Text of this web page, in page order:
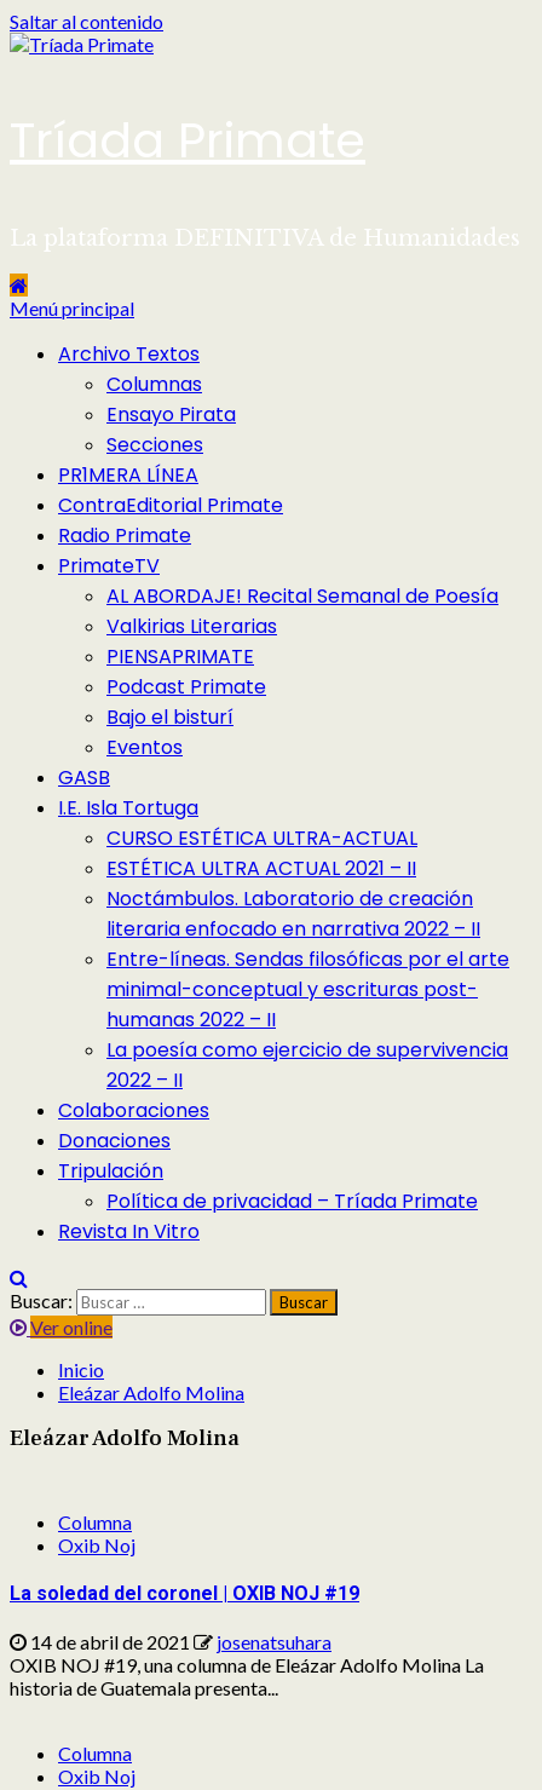
Saltar al contenido
Tríada Primate
La plataforma DEFINITIVA de Humanidades
Menú principal
Archivo Textos
Columnas
Ensayo Pirata
Secciones
PR1MERA LÍNEA
ContraEditorial Primate
Radio Primate
PrimateTV
AL ABORDAJE! Recital Semanal de Poesía
Valkirias Literarias
PIENSAPRIMATE
Podcast Primate
Bajo el bisturí
Eventos
GASB
I.E. Isla Tortuga
CURSO ESTÉTICA ULTRA-ACTUAL
ESTÉTICA ULTRA ACTUAL 2021 – II
Noctámbulos. Laboratorio de creación
literaria enfocado en narrativa 2022 – II
Entre-líneas. Sendas filosóficas por el arte
minimal-conceptual y escrituras post-
humanas 2022 – II
La poesía como ejercicio de supervivencia
2022 – II
Colaboraciones
Donaciones
Tripulación
Política de privacidad – Tríada Primate
Revista In Vitro
Buscar:
Ver online
Inicio
Eleázar Adolfo Molina
Eleázar Adolfo Molina
Columna
Oxib Noj
La soledad del coronel | OXIB NOJ #19
14 de abril de 2021
josenatsuhara
OXIB NOJ #19, una columna de Eleázar Adolfo Molina La
historia de Guatemala presenta...
Columna
Oxib Noj